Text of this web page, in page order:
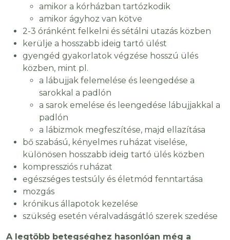
amikor a kórházban tartózkodik
amikor ágyhoz van kötve
2-3 óránként felkelni és sétálni utazás közben
kerülje a hosszabb ideig tartó ülést
gyengéd gyakorlatok végzése hosszú ülés
közben, mint pl.
a lábujjak felemelése és leengedése a
sarokkal a padlón
a sarok emelése és leengedése lábujjakkal a
padlón
a lábizmok megfeszítése, majd ellazítása
bő szabású, kényelmes ruházat viselése,
különösen hosszabb ideig tartó ülés közben
kompressziós ruházat
egészséges testsúly és életmód fenntartása
mozgás
krónikus állapotok kezelése
szükség esetén véralvadásgátló szerek szedése
A legtöbb betegséghez hasonlóan még a